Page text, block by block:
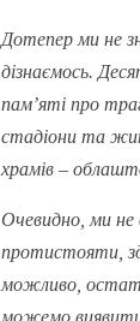
Дотепер ми не
дізнаємось.
пам’яті про
стадіони та
храмів –
Очевидно, ми
протистояти,
можливо,
можемо виявити